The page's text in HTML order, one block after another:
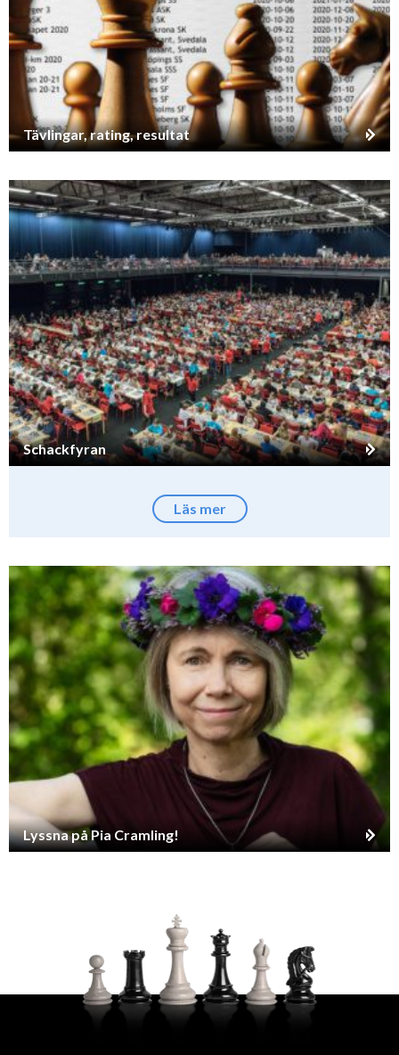
Tävlingar, rating, resultat
Schackfyran
Läs mer
Lyssna på Pia Cramling!